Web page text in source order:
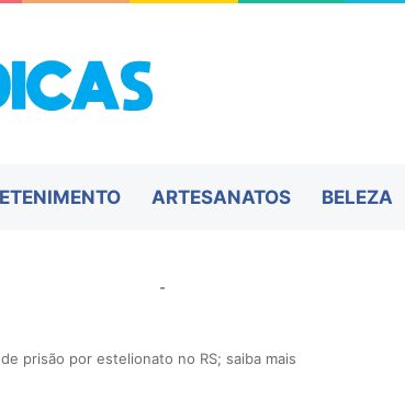
ARTESANATOS BELEZA
-
prisão por estelionato no RS; saiba mais